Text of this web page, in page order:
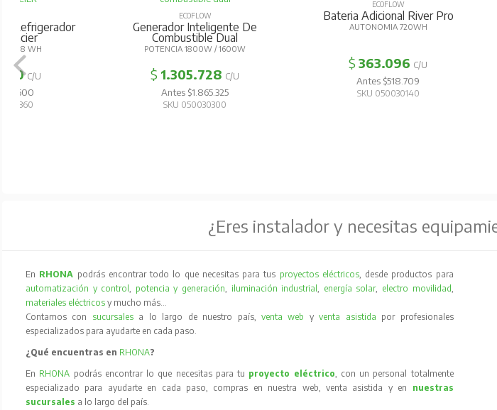
Generador Inteligente De
Combustible Dual
POTENCIA 1800W / 1600W
C/U
Bateria Adicional River Pro
AUTONOMIA 298
¿Eres instalador y necesitas
En RHONA podrás encontrar todo lo que necesitas para tus proyectos eléctricos, desde productos para
automatización y control, potencia y generación, iluminación industrial, energía solar, electro movilidad,
materiales eléctricos y mucho más…
Contamos con sucursales a lo largo de nuestro país, venta web yventa asistida por profesionales
especializados para ayudarte en cada paso.
¿Qué encuentras en RHONA?
En RHONA podrás encontrar lo que necesitas para tu proyecto eléctrico, con un personal totalmente
especializado para ayudarte en cada paso, compras en nuestra web, venta asistida y en nuestras
sucursales a lo largo del país.